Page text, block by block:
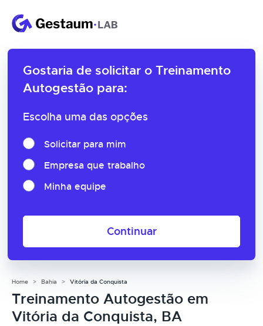
Gostaria de solicitar o Treinamento
Autogestão para:
Escolha uma das opções
Solicitar para mim
Empresa que trabalho
Minha equipe
Continuar
Home Bahia Vitória da Conquista
Treinamento Autogestão em
Vitória da Conquista, BA